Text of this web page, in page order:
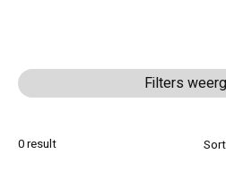
Filters
0result